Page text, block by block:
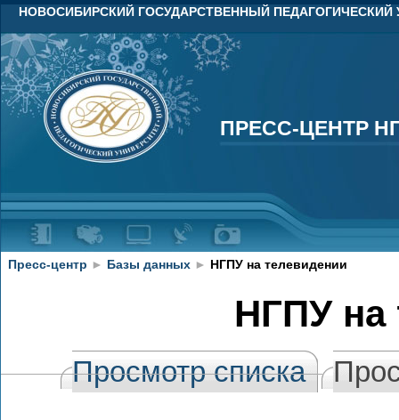
НОВОСИБИРСКИЙ ГОСУДАРСТВЕННЫЙ ПЕДАГОГИЧЕСКИЙ
ПРЕСС-ЦЕНТР
ПРЕСС-ЦЕНТР
Пресс-центр ► Базы данных ► НГПУ на телевидении
НГПУ на
Просмотр списка